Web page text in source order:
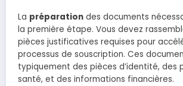
La préparation des documents
la première étape. Vous devez
pièces justificatives requises pour
processus de souscription. Ces
typiquement des pièces d’identité, des
santé, et des informations financières.